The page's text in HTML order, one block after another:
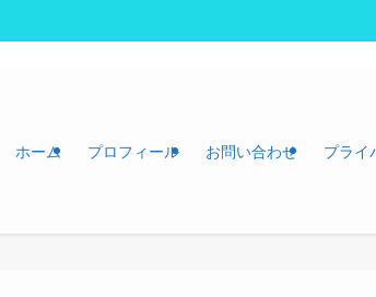
ホーム プロフィール お問い合わせ プライ